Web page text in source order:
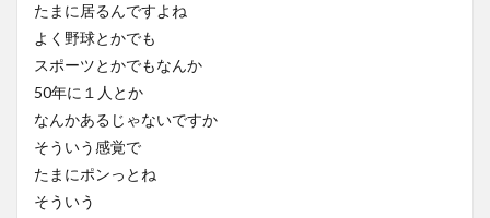
たまに居るんですよね
よく野球とかでも
スポーツとかでもなんか
50年に１人とか
なんかあるじゃないですか
そういう感覚で
たまにポンっとね
そういう